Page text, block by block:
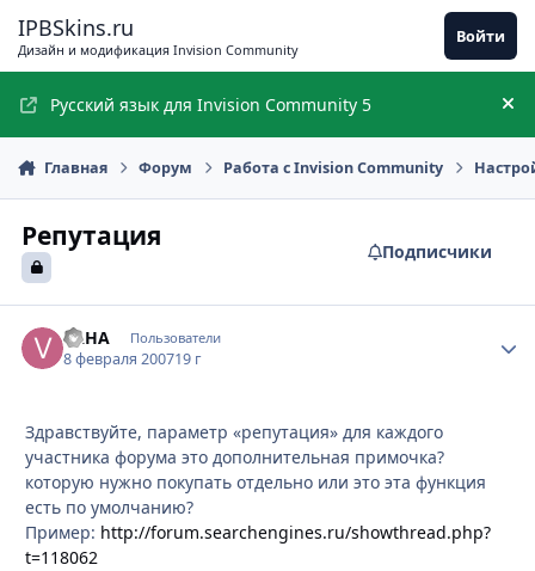
IPBSkins.ru
Дизайн и модификация Invision Community
Войти
Русский язык для Invision Community 5
Главная Форум Работа с Invision Community
Репутация
Подписчики
VAHA Пользователи
8 февраля 200719 г
Здравствуйте, параметр «репутация» для каждого
участника форума это дополнительная примочка?
которую нужно покупать отдельно или это эта функция
есть по умолчанию?
Пример: http://forum.searchengines.ru/showthread.php?
t=118062